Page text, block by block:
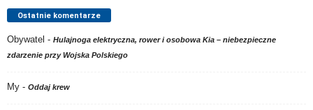
Ostatnie komentarze
Obywatel - Hulajnoga elektryczna, rower i osobowa Kia – niebezpieczne
zdarzenie przy Wojska Polskiego
My - Oddaj krew